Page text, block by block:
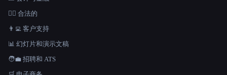
👩‍⚖️ 合法的
👨‍💻 客户支持
📊 幻灯片和演示文稿
🧑‍💼 招聘和 ATS